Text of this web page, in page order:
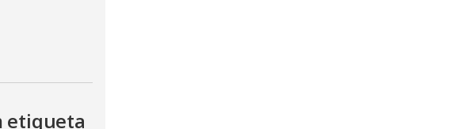
etiqueta